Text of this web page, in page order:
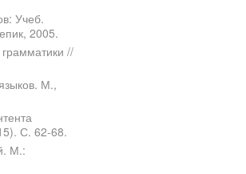
Учеб.
2005.
//
М.,
С. 62-68.
М.: